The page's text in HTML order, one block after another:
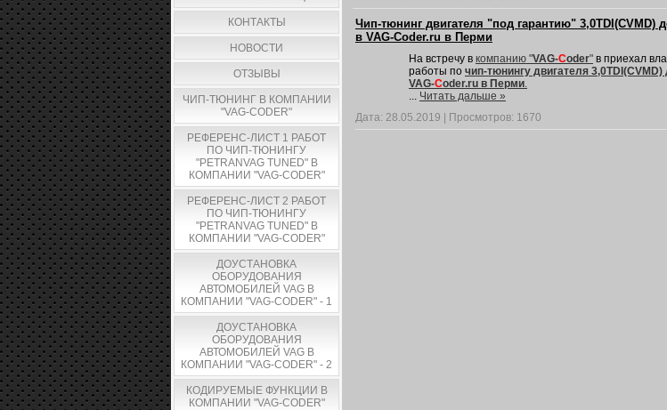
КОНТАКТЫ
НОВОСТИ
ОТЗЫВЫ
ЧИП-ТЮНИНГ В КОМПАНИИ
"VAG-CODER"
РЕФЕРЕНС-ЛИСТ 1 РАБОТ
ПО ЧИП-ТЮНИНГУ
"PETRANVAG TUNED" В
КОМПАНИИ "VAG-CODER"
РЕФЕРЕНС-ЛИСТ 2 РАБОТ
ПО ЧИП-ТЮНИНГУ
"PETRANVAG TUNED" В
КОМПАНИИ "VAG-CODER"
ДОУСТАНОВКА
ОБОРУДОВАНИЯ
АВТОМОБИЛЕЙ VAG В
КОМПАНИИ "VAG-CODER" - 1
ДОУСТАНОВКА
ОБОРУДОВАНИЯ
АВТОМОБИЛЕЙ VAG В
КОМПАНИИ "VAG-CODER" - 2
КОДИРУЕМЫЕ ФУНКЦИИ В
КОМПАНИИ "VAG-CODER"
Чип-тюнинг двигателя "под гарантию" 3,0TDI(CVMD)
в VAG-Coder.ru в Перми
На встречу в компанию "VAG-Coder" в приехал
работы по чип-тюнингу двигателя
VAG-Coder.ru в Перми.
... Читать дальше »
Дата: 28.05.2019 Просмотров: 1670